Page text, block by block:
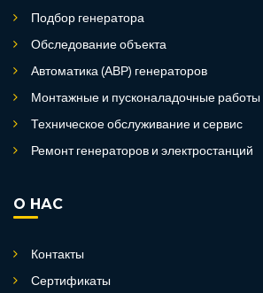
Подбор генератора
Обследование объекта
Автоматика (АВР) генераторов
Монтажные и пусконаладочные работы
Техническое обслуживание и сервис
Ремонт генераторов и электростанций
О НАС
Контакты
Сертификаты